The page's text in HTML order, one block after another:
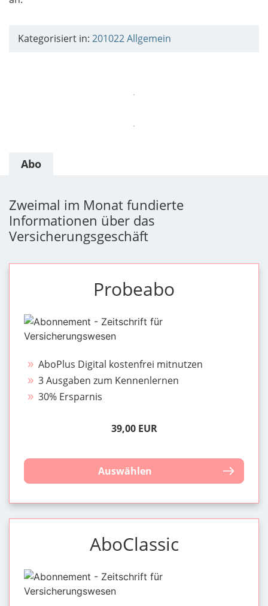
Kategorisiert in: 201022Allgemein
Abo
Zweimal im Monat fundierte
Informationen über das
Versicherungsgeschäft
Probeabo
AboPlus Digital kostenfrei mitnutzen
3 Ausgaben zum Kennenlernen
30% Ersparnis
39,00 EUR
Auswählen
AboClassic